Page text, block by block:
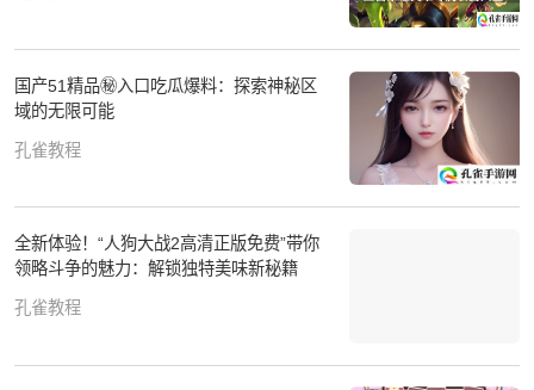
国产51精品㊙️入口吃瓜爆料：探索神秘区
域的无限可能
孔雀教程
全新体验！“人狗大战2高清正版免费”带你
领略斗争的魅力：解锁独特美味新秘籍
孔雀教程